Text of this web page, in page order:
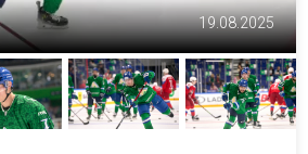
19.08.2025